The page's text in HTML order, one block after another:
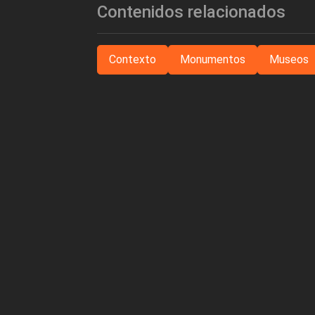
Contenidos relacionados
Contexto Monumentos Museos